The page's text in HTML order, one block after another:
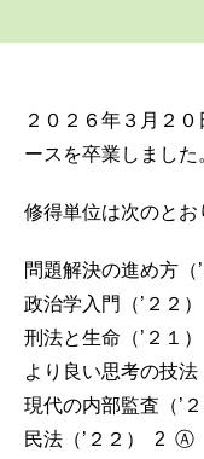
２０２６年３月２
ースを卒業しました
修得単位は次のとお
問題解決の進め方
政治学入門（’２２
刑法と生命（’２１
より良い思考の技
現代の内部監査（’
民法（’２２） 2 Ⓐ